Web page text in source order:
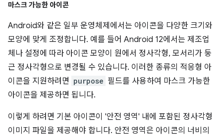
마스크 가능한 아이콘
Android와 같은 일부 운영체제에서는 아이콘을 다양한 크기와
모양에 맞게 조정합니다. 예를 들어 Android 12에서는 제조업
체나 설정에 따라 아이콘 모양이 원에서 정사각형, 모서리가 둥
근 정사각형으로 변경될 수 있습니다. 이러한 종류의 적응형 아
이콘을 지원하려면 purpose 필드를 사용하여 마스크 가능한
아이콘을 제공하면 됩니다.
이렇게 하려면 기본 아이콘이 '안전 영역' 내에 포함된 정사각형
이미지 파일을 제공해야 합니다. 안전 영역은 아이콘의 너비의